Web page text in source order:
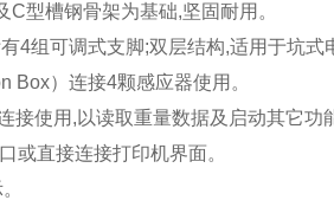
型槽钢骨架为基础,坚固耐用。
4组可调式支脚;双层结构,适用于坑式
Box）连接4颗感应器使用。
接使用,以读取重量数据及启动其它功
或直接连接打印机界面。